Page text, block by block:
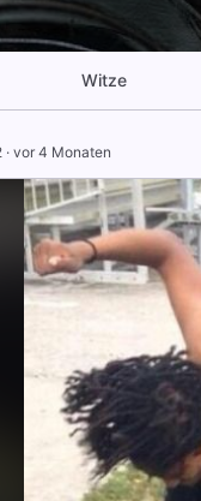
Witze
· vor 4 Monaten